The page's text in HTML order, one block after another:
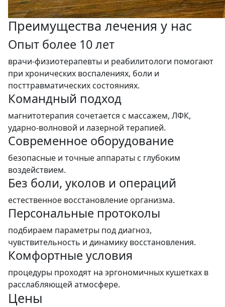
Преимущества лечения у нас
Опыт более 10 лет
врачи-физиотерапевты и реабилитологи помогают
при хронических воспалениях, боли и
посттравматических состояниях.
Командный подход
магнитотерапия сочетается с массажем, ЛФК,
ударно-волновой и лазерной терапией.
Современное оборудование
безопасные и точные аппараты с глубоким
воздействием.
Без боли, уколов и операций
естественное восстановление организма.
Персональные протоколы
подбираем параметры под диагноз,
чувствительность и динамику восстановления.
Комфортные условия
процедуры проходят на эргономичных кушетках в
расслабляющей атмосфере.
Цены